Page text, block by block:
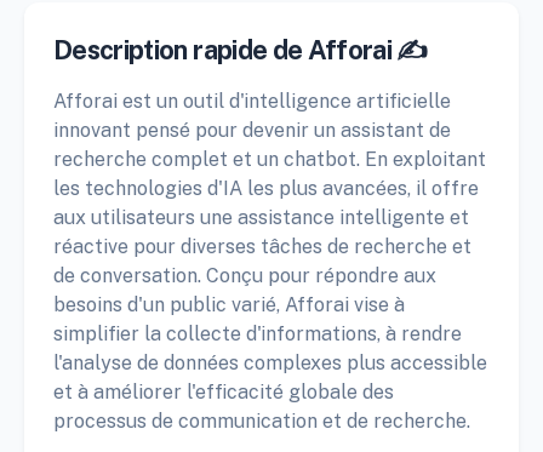
Description rapide de Afforai ✍️
Afforai est un outil d'intelligence artificielle
innovant pensé pour devenir un assistant de
recherche complet et un chatbot. En exploitant
les technologies d'IA les plus avancées, il offre
aux utilisateurs une assistance intelligente et
réactive pour diverses tâches de recherche et
de conversation. Conçu pour répondre aux
besoins d'un public varié, Afforai vise à
simplifier la collecte d'informations, à rendre
l'analyse de données complexes plus accessible
et à améliorer l'efficacité globale des
processus de communication et de recherche.